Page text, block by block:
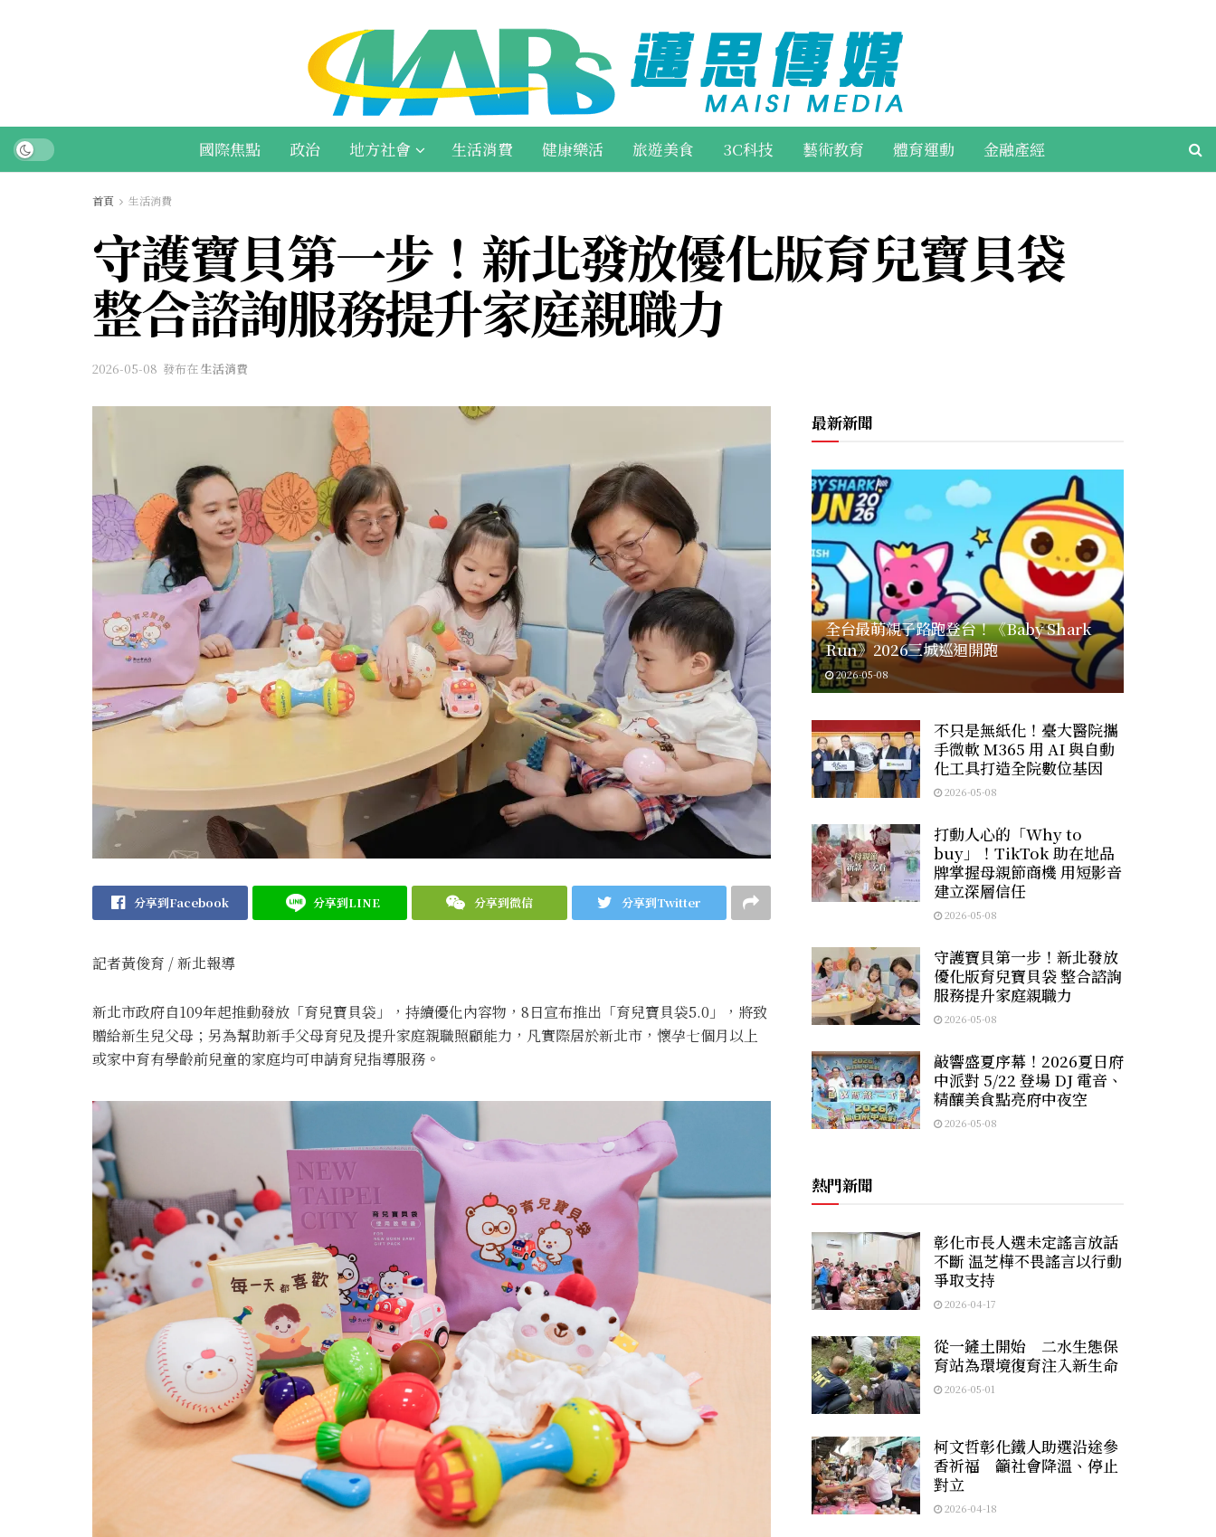
國際焦點 政治 地方社會 生活消費 健康樂活 旅遊美食 3C科技 藝術教育 體育運動 金融產經
首頁 生活消費
守護寶貝第一步！新北發放優化版育兒寶貝袋
整合諮詢服務提升家庭親職力
2026-05-08 發布在生活消費
分享到Facebook 分享到LINE 分享到微信 分享到Twitter
記者黃俊育 / 新北報導
新北市政府自109年起推動發放「育兒寶貝袋」，持續優化內容物，8日宣布推出「育兒寶貝袋5.0」，將致
贈給新生兒父母；另為幫助新手父母育兒及提升家庭親職照顧能力，凡實際居於新北市，懷孕七個月以上
或家中育有學齡前兒童的家庭均可申請育兒指導服務。
最新新聞
全台最萌親子路跑登台！《Baby Shark
Run》2026三城巡迴開跑
2026-05-08
不只是無紙化！臺大醫院攜
手微軟 M365 用 AI 與自動
化工具打造全院數位基因
2026-05-08
打動人心的「Why to
buy」！TikTok 助在地品
牌掌握母親節商機 用短影音
建立深層信任
2026-05-08
守護寶貝第一步！新北發放
優化版育兒寶貝袋 整合諮詢
服務提升家庭親職力
2026-05-08
敲響盛夏序幕！2026夏日府
中派對 5/22 登場 DJ 電音、
精釀美食點亮府中夜空
2026-05-08
熱門新聞
彰化市長人選未定謠言放話
不斷 温芝樺不畏謠言以行動
爭取支持
2026-04-17
從一鏟土開始 二水生態保
育站為環境復育注入新生命
2026-05-01
柯文哲彰化鐵人助選沿途參
香祈福 籲社會降溫、停止
對立
2026-04-18